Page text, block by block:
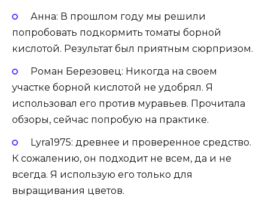
Анна: В прошлом году мы решили
попробовать подкормить томаты борной
кислотой. Результат был приятным сюрпризом.
Роман Березовец: Никогда на своем
участке борной кислотой не удобрял. Я
использовал его против муравьев. Прочитала
обзоры, сейчас попробую на практике.
Lyra1975: древнее и проверенное средство.
К сожалению, он подходит не всем, да и не
всегда. Я использую его только для
выращивания цветов.